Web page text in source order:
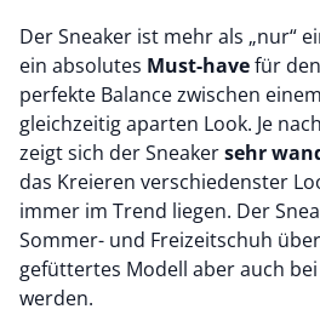
Der Sneaker ist mehr als „nur“
ein absolutes Must-have
perfekte Balance zwischen
gleichzeitig aparten Look. Je
zeigt sich der Sneakersehr
das Kreieren verschiedenster
immer im Trend liegen. Der
Sommer- und Freizeitschuh
gefüttertes Modell aber auch
werden.